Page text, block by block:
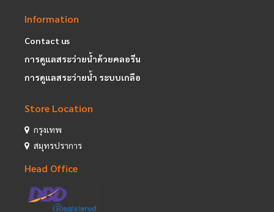
Information
Contact us
การดูแลสระว่ายน้ำด้วยคลอรีน
การดูแลสระว่ายน้ำ ระบบเกลือ
Store Location
กรุงเทพ
สมุทรปราการ
Head Office